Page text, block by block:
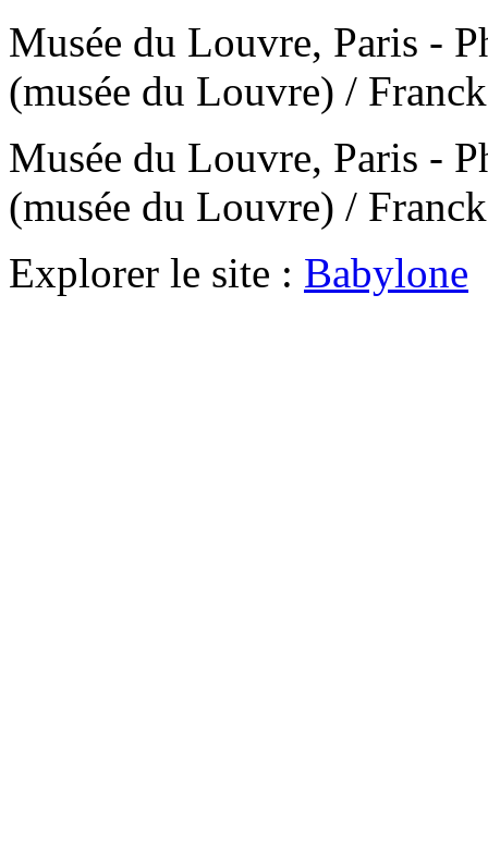
Musée du Louvre, Paris -
(musée du Louvre) /
Musée du Louvre, Paris -
(musée du Louvre) /
Explorer le site : Babylone